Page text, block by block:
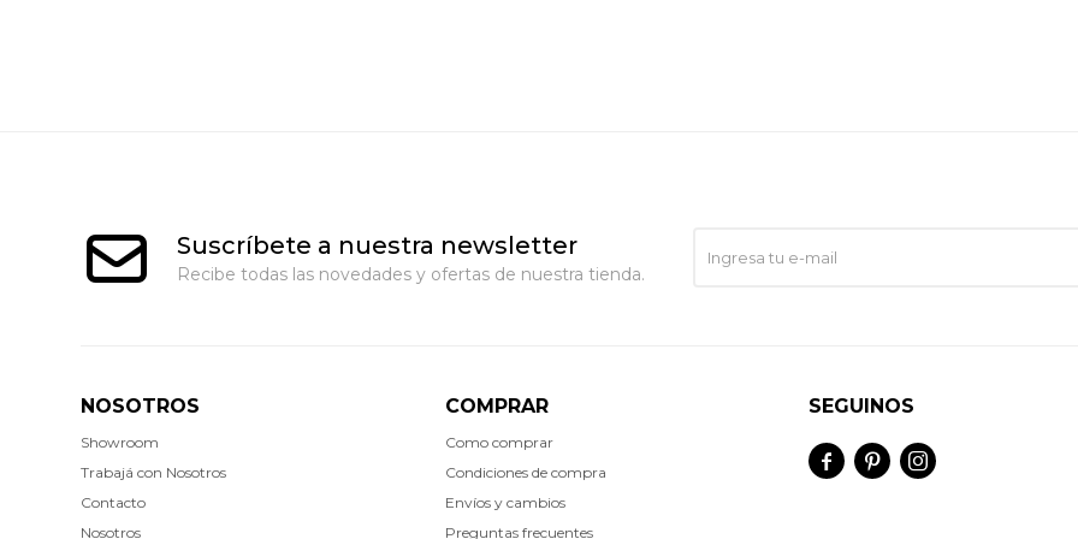
Suscríbete a nuestra newsletter
Recibe todas las novedades y ofertas de nuestra tienda.
NOSOTROS
Showroom
Trabajá con Nosotros
Contacto
Nosotros
COMPRAR
Como comprar
Condiciones de compra
Envíos y cambios
Preguntas frecuentes
SEGUINOS
  